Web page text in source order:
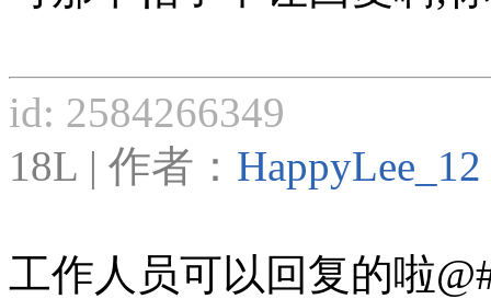
id: 2584266349
18L | 作者： HappyLee_12
工作人员可以回复的啦